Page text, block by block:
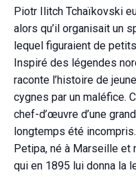
Piotr Ilitch Tchaïkovski
alors qu’il organisait un
lequel figuraient de
Inspiré des légendes
raconte l’histoire de
cygnes par un maléfice.
chef-d’œuvre d’une
longtemps été
Petipa, né à Marseille et
qui en 1895 lui donna la